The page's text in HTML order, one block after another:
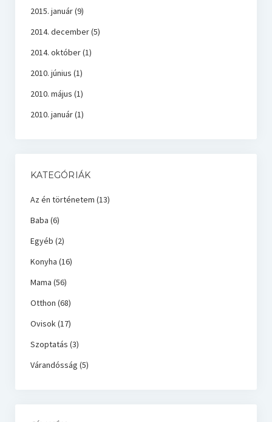
2015. január(9)
2014. december(5)
2014. október(1)
2010. június (1)
2010. május (1)
2010. január(1)
KATEGÓRIÁK
Az én történetem (13)
Baba (6)
Egyéb (2)
Konyha (16)
Mama (56)
Otthon (68)
Ovisok(17)
Szoptatás (3)
Várandósság (5)